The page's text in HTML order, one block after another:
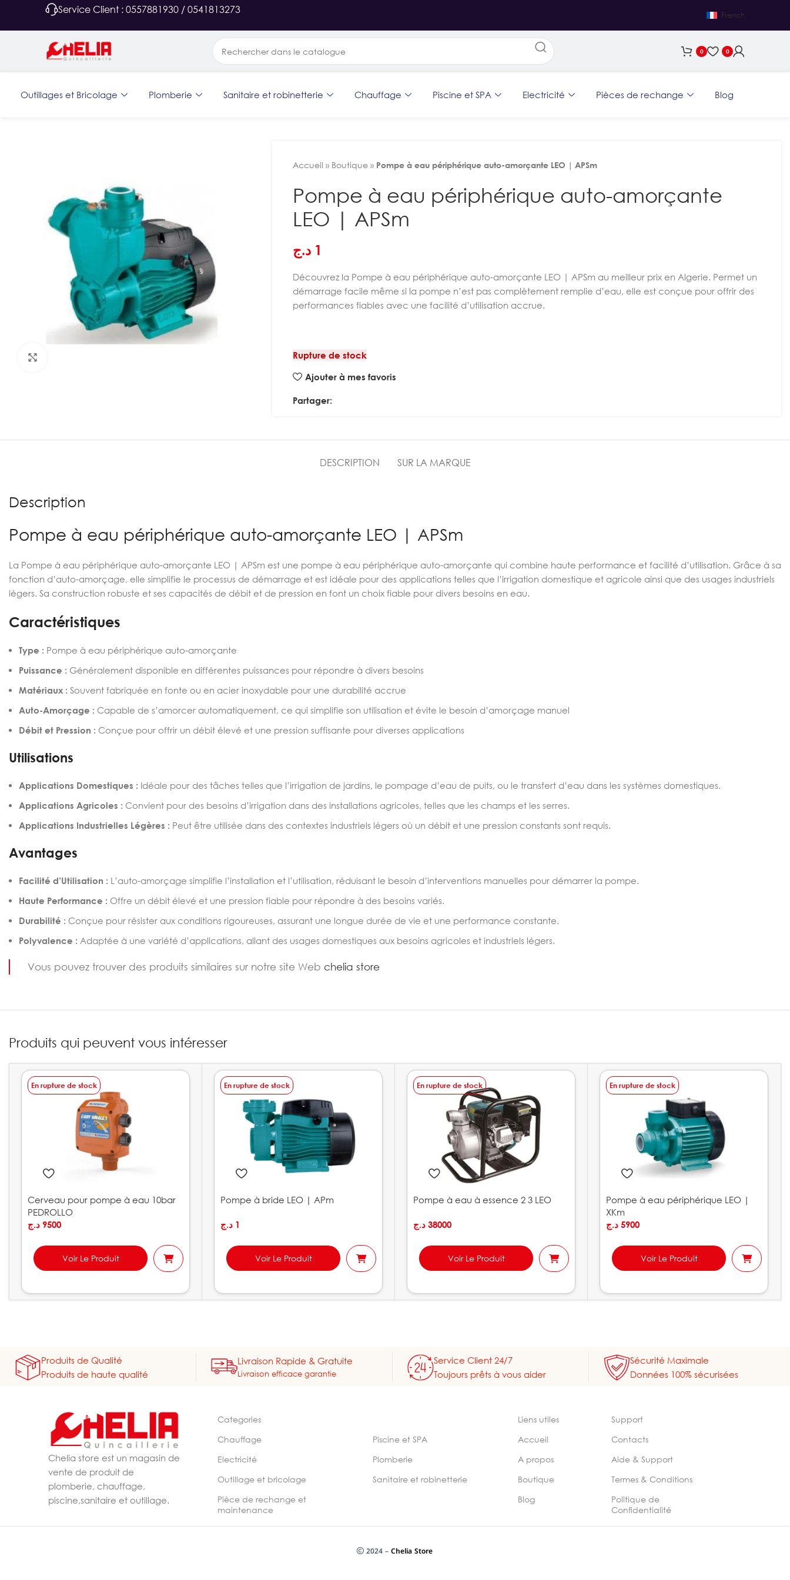
Service Client : 0557881930 / 0541813273 French
0 0
Outillages et Bricolage Plomberie Sanitaire et robinetterie Chauffage Piscine et SPA Electricité Pièces de rechange Blog
Accueil » Boutique » Pompe à eau périphérique auto-amorçante LEO | APSm
Pompe à eau périphérique auto-amorçante
LEO | APSm
1 د.ج
Découvrez la Pompe à eau périphérique auto-amorçante LEO | APSm au meilleur prix en Algerie. Permet un
démarrage facile même si la pompe n’est pas complètement remplie d’eau, elle est conçue pour offrir des
performances fiables avec une facilité d’utilisation accrue.
Rupture de stock
Ajouter à mes favoris
Partager:
DESCRIPTION SUR LA MARQUE
Description
Pompe à eau périphérique auto-amorçante LEO | APSm
La Pompe à eau périphérique auto-amorçante LEO | APSm est une pompe à eau périphérique auto-amorçante qui combine haute performance et facilité d’utilisation. Grâce à sa
fonction d’auto-amorçage, elle simplifie le processus de démarrage et est idéale pour des applications telles que l’irrigation domestique et agricole ainsi que des usages industriels
légers. Sa construction robuste et ses capacités de débit et de pression en font un choix fiable pour divers besoins en eau.
Caractéristiques
Type : Pompe à eau périphérique auto-amorçante
Puissance : Généralement disponible en différentes puissances pour répondre à divers besoins
Matériaux : Souvent fabriquée en fonte ou en acier inoxydable pour une durabilité accrue
Auto-Amorçage : Capable de s’amorcer automatiquement, ce qui simplifie son utilisation et évite le besoin d’amorçage manuel
Débit et Pression : Conçue pour offrir un débit élevé et une pression suffisante pour diverses applications
Utilisations
Applications Domestiques : Idéale pour des tâches telles que l’irrigation de jardins, le pompage d’eau de puits, ou le transfert d’eau dans les systèmes domestiques.
Applications Agricoles : Convient pour des besoins d’irrigation dans des installations agricoles, telles que les champs et les serres.
Applications Industrielles Légères : Peut être utilisée dans des contextes industriels légers où un débit et une pression constants sont requis.
Avantages
Facilité d’Utilisation : L’auto-amorçage simplifie l’installation et l’utilisation, réduisant le besoin d’interventions manuelles pour démarrer la pompe.
Haute Performance : Offre un débit élevé et une pression fiable pour répondre à des besoins variés.
Durabilité : Conçue pour résister aux conditions rigoureuses, assurant une longue durée de vie et une performance constante.
Polyvalence : Adaptée à une variété d’applications, allant des usages domestiques aux besoins agricoles et industriels légers.
Vous pouvez trouver des produits similaires sur notre site Web chelia store
Produits qui peuvent vous intéresser
En rupture de stock
Cerveau pour pompe à eau 10bar
PEDROLLO
9500 د.ج
Voir Le Produit
En rupture de stock
Pompe à bride LEO | APm
1 د.ج
Voir Le Produit
En rupture de stock
Pompe à eau à essence 2 3 LEO
38000 د.ج
Voir Le Produit
En rupture de stock
Pompe à eau périphérique LEO |
XKm
5900 د.ج
Voir Le Produit
Produits de Qualité
Produits de haute qualité
Livraison Rapide & Gratuite
Livraison efficace garantie
Service Client 24/7
Toujours prêts à vous aider
Sécurité Maximale
Données 100% sécurisées
Chelia store est un magasin de
vente de produit de
plomberie, chauffage,
piscine,sanitaire et outillage.
Categories
Chauffage
Electricité
Outillage et bricolage
Pièce de rechange et
maintenance
Piscine et SPA
Plomberie
Sanitaire et robinetterie
Liens utiles
Accueil
A propos
Boutique
Blog
Support
Contacts
Aide & Support
Termes & Conditions
Politique de
Confidentialité
2024 –Chelia Store